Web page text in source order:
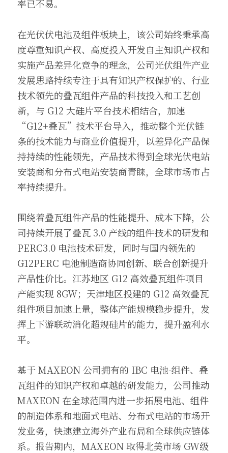
率已不易。
在光伏伏电池及组件板块上，该公司始终秉承高
度尊重知识产权、高度投入开发自主知识产权和
实施产品差异化竞争的理念，公司光伏组件产业
发展思路持续专注于具有知识产权保护的、行业
技术领先的叠瓦组件产品的科技投入和工艺创
新，与 G12 大硅片平台技术相结合，加速
“G12+叠瓦”技术平台导入，推动整个光伏链
条的技术能力与商业价值提升，以差异化产品保
持持续的性能领先，产品技术得到全球光伏电站
安装商和分布式电站安装商青睐，全球市场市占
率持续提升。
围绕着叠瓦组件产品的性能提升、成本下降，公
司持续开展了叠瓦 3.0 产线的组件技术的研发和
PERC3.0 电池技术研发，同时与国内领先的
G12PERC 电池制造商协同创新、联合创新提升
产品性价比。江苏地区 G12 高效叠瓦组件项目
产能实现 8GW；天津地区投建的 G12 高效叠瓦
组件项目加速上量，整体产能规模稳步提升，发
挥上下游联动消化超规硅片的能力，提升盈利水
平。
基于 MAXEON 公司拥有的 IBC 电池-组件、叠
瓦组件的知识产权和卓越的研发能力，公司推动
MAXEON 在全球范围内进一步拓展电池、组件
的制造体系和地面式电站、分布式电站的市场开
发业务，快速建立海外产业布局和全球供应链体
系。报告期内，MAXEON 取得北美市场 GW级